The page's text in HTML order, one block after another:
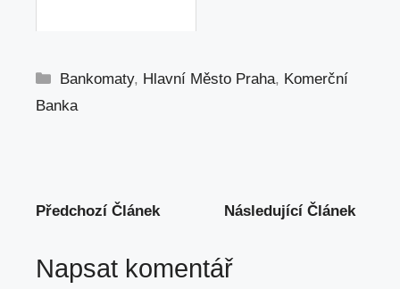
Rubriky
Bankomaty, Hlavní Město Praha, Komerční
Banka
Předchozí Článek Následující Článek
Napsat komentář